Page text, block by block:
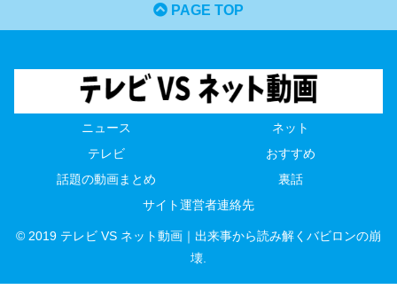
PAGE TOP
ニュース
ネット
テレビ
おすすめ
話題の動画まとめ
裏話
サイト運営者連絡先
© 2019 テレビ VS ネット動画｜出来事から読み解くバビロンの崩
壊.